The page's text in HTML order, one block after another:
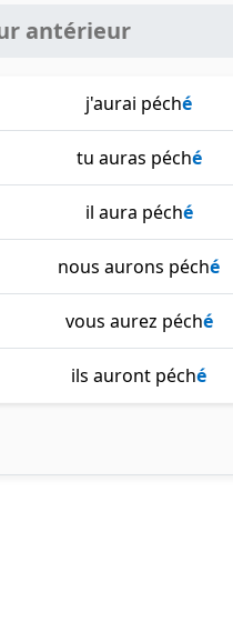
antérieur
j'aurai péché
tu auras péché
il aura péché
nous aurons péché
vous aurez péché
ils auront péché